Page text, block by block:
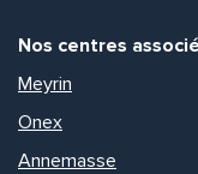
Nos centres
Meyrin
Onex
Annemasse